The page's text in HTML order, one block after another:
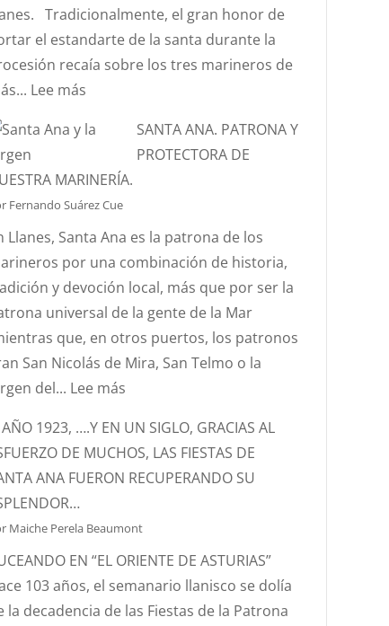
Tradicionalmente, el gran honor de
el estandarte de la santa durante la
recaía sobre los tres marineros de
Lee más
LA
ANÉCDOTA
DEL
ESTANDARTE
DE
SANTA
ANA?
SANTA ANA. PATRONA Y
PROTECTORA DE
MARINERÍA.
Fernando Suárez Cue
Llanes, Santa Ana es la patrona de los
por una combinación de historia,
y devoción local, más que por ser la
universal de la gente de la Mar
que, en otros puertos, los patronos
San Nicolás de Mira, San Telmo o la
del... Lee más
ANA.
PATRONA
Y
DE
NUESTRA
MARINERÍA.
AÑO 1923, ….Y EN UN SIGLO, GRACIAS AL
DE MUCHOS, LAS FIESTAS DE
ANA FUERON RECUPERANDO SU
Maiche Perela Beaumont
EN “EL ORIENTE DE ASTURIAS”
103 años, el semanario llanisco se dolía
la decadencia de las Fiestas de la Patrona